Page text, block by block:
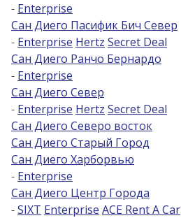
- Enterprise
Сан Диего Пасифик Бич Север
- Enterprise Hertz Secret Deal
Сан Диего Ранчо Бернардо
- Enterprise
Сан Диего Север
- Enterprise Hertz Secret Deal
Сан Диего Северо восток
Сан Диего Старый Город
Сан Диего Харборвью
- Enterprise
Сан Диего Центр Города
-SIXT Enterprise ACE Rent A Car